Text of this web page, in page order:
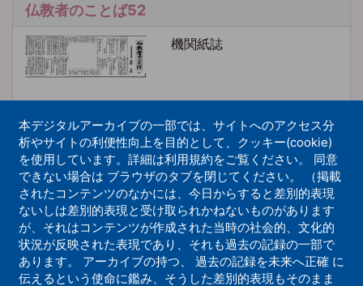
仏教者のことば52
機関紙誌
仏教者のことば53
機関紙誌
仏教者のことば54
本デジタルアーカイブの一部では、サイトへのアクセス分
析やサイトの利便性向上を目的として、クッキー(cookie)
を使用しています。詳細は利用規約をご覧ください。 同意
できない場合は ブラウザのタブを閉じてください。 （掲載
されたコンテンツのなかには、今日からすると差別的表現
ないしは差別的表現と受け取られかねないものがあります
が、それはコンテンツが作成された当時の社会的、文化的
状況が反映された表現であり、それも過去の記録の一部で
あります。 アーカイブの持つ、 過去の記録を未来へ正確 に
伝えるという使命に鑑み、そうした差別的表現もそのまま